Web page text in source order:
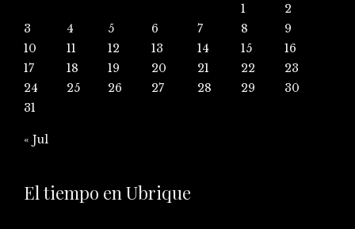
1
2
3
4 5 6 7 8
9
10
11 12 13 14 15
16
17
18 19 20 21 22
23
24
25 26 27 28 29
30
31
« Jul
El tiempo en Ubrique